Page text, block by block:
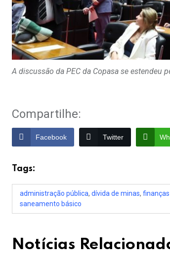
A discussão da PEC da Copasa se estendeu
Compartilhe:
Facebook Twitter
Tags:
administração pública, dívida de minas,
saneamento básico
Notícias